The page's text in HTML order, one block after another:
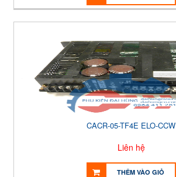
CACR-05-TF4E ELO-CCW
Liên hệ
THÊM VÀO GIỎ